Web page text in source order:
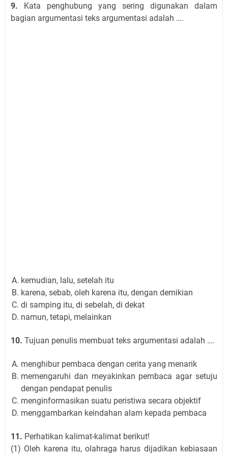
9. Kata penghubung yang sering digunakan dalam
bagian argumentasi teks argumentasi adalah ….
kemudian, lalu, setelah itu
karena, sebab, oleh karena itu, dengan demikian
di samping itu, di sebelah, di dekat
namun, tetapi, melainkan
10. Tujuan penulis membuat teks argumentasi adalah ….
menghibur pembaca dengan cerita yang menarik
memengaruhi dan meyakinkan pembaca agar setuju
dengan pendapat penulis
menginformasikan suatu peristiwa secara objektif
menggambarkan keindahan alam kepada pembaca
11. Perhatikan kalimat-kalimat berikut!
(1) Oleh karena itu, olahraga harus dijadikan kebiasaan